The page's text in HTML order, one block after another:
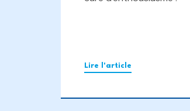
Lire l'article